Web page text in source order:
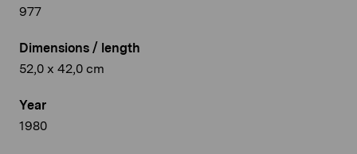
977
Dimensions / length
52,0 x 42,0 cm
Year
1980